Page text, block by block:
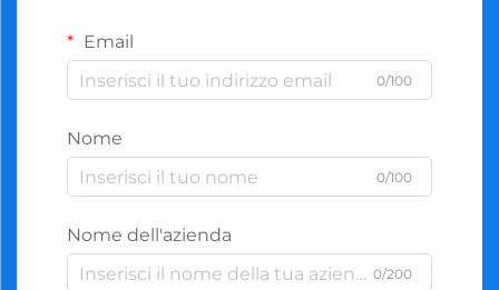
Email
0/100
Nome
0/100
Nome dell'azienda
0/200